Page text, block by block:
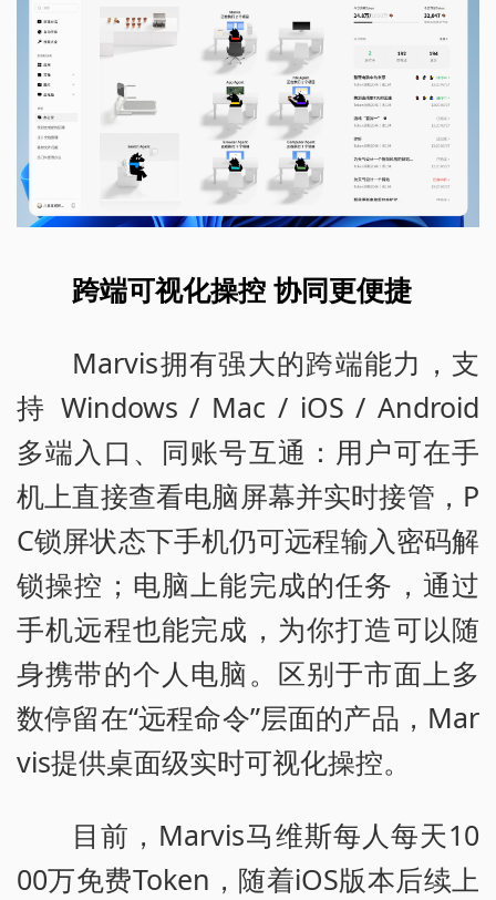
跨端可视化操控 协同更便捷
Marvis拥有强大的跨端能力，支
持 Windows / Mac / iOS / Android
多端入口、同账号互通：用户可在手
机上直接查看电脑屏幕并实时接管，P
C锁屏状态下手机仍可远程输入密码解
锁操控；电脑上能完成的任务，通过
手机远程也能完成，为你打造可以随
身携带的个人电脑。区别于市面上多
数停留在“远程命令”层面的产品，Mar
vis提供桌面级实时可视化操控。
目前，Marvis马维斯每人每天10
00万免费Token，随着iOS版本后续上